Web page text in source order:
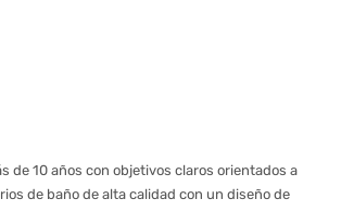
de 10 años con objetivos claros orientados a
de baño de alta calidad con un diseño de